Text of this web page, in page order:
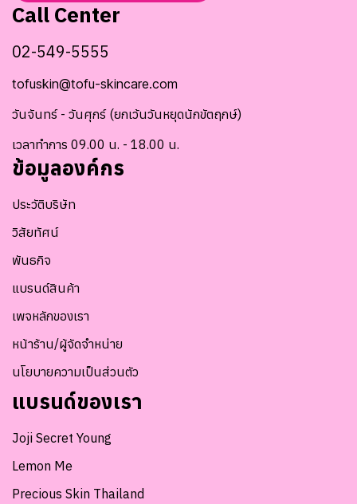
Call Center
02-549-5555
tofuskin@tofu-skincare.com
วันจันทร์ - วันศุกร์ (ยกเว้นวันหยุดนักขัตฤกษ์)
เวลาทำการ 09.00 น. - 18.00 น.
ข้อมูลองค์กร
ประวัติบริษัท
วิสัยทัศน์
พันธกิจ
แบรนด์สินค้า
เพจหลักของเรา
หน้าร้าน/ผู้จัดจำหน่าย
นโยบายความเป็นส่วนตัว
แบรนด์ของเรา
Joji Secret Young
Lemon Me
Precious Skin Thailand